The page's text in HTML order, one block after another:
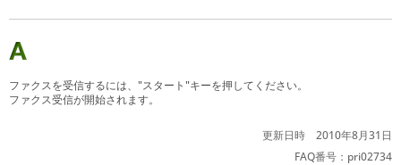
で
へ
ファクスを受信するには、"スタート"キーを押してください。
ファクス受信が開始されます。
更新日時 2010年8月31日
FAQ番号：pri02734